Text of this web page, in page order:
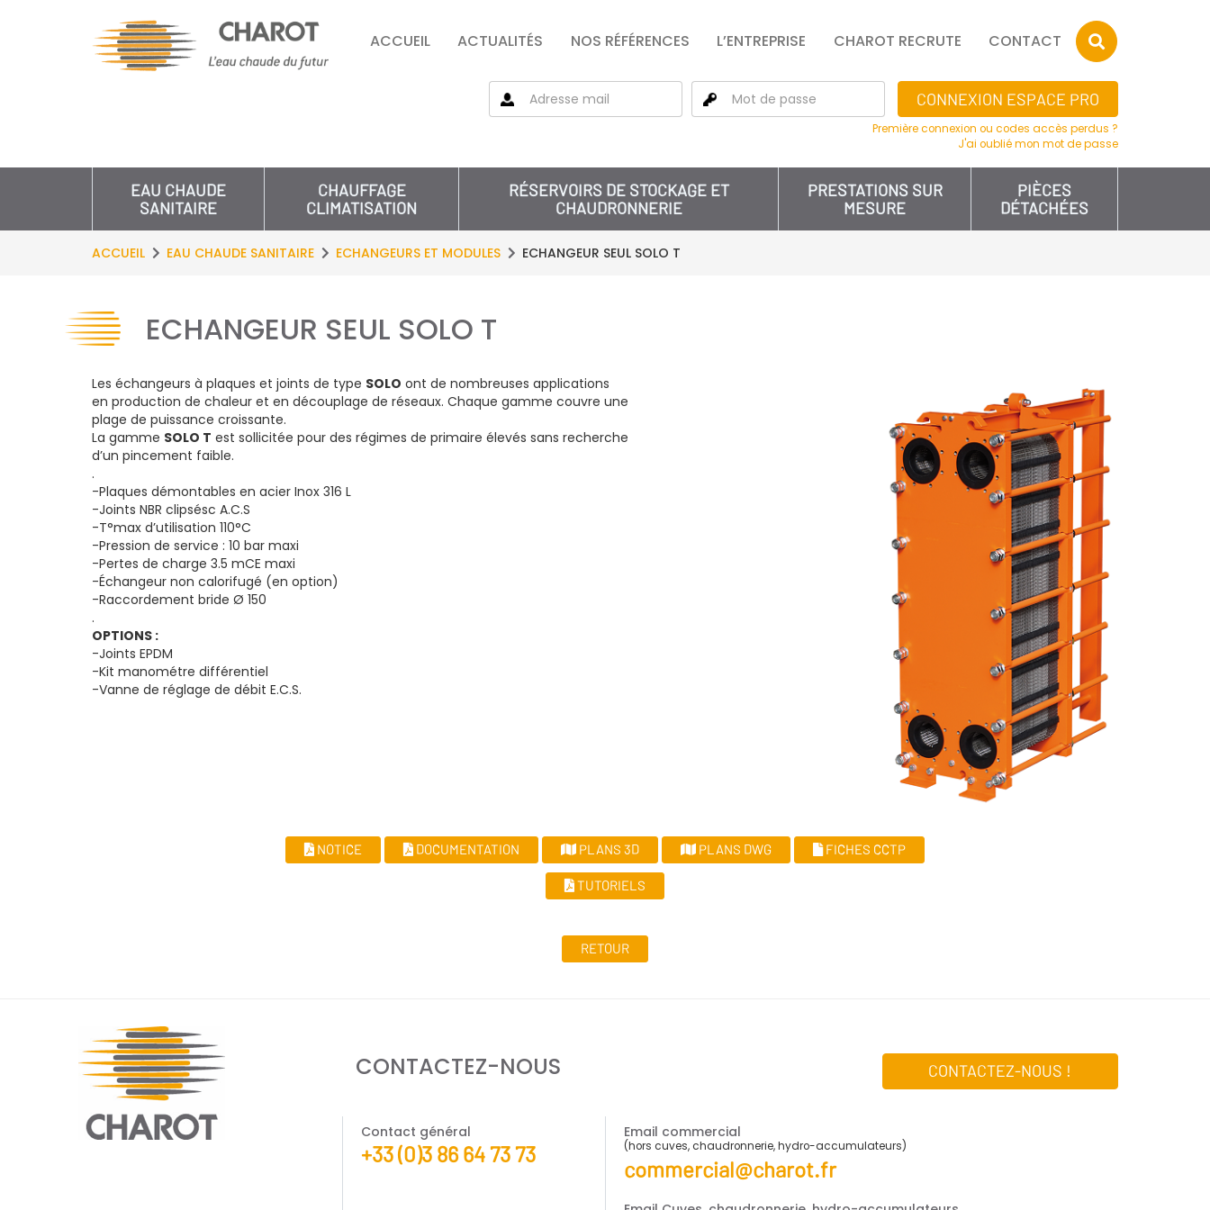
ACCUEIL ACTUALITÉS NOS RÉFÉRENCES L’ENTREPRISE CHAROT RECRUTE CONTACT
CONNEXION ESPACE PRO
Première connexion ou codes accès perdus ?
J'ai oublié mon mot de passe
EAU CHAUDE
SANITAIRE
CHAUFFAGE
CLIMATISATION
RÉSERVOIRS DE STOCKAGE ET
CHAUDRONNERIE
PRESTATIONS SUR
MESURE
PIÈCES
DÉTACHÉES
ACCUEIL EAU CHAUDE SANITAIRE ECHANGEURS ET MODULES ECHANGEUR SEUL SOLO T
ECHANGEUR SEUL SOLO T
Les échangeurs à plaques et joints de type SOLO ont de nombreuses applications
en production de chaleur et en découplage de réseaux. Chaque gamme couvre une
plage de puissance croissante.
La gamme SOLO T est sollicitée pour des régimes de primaire élevés sans recherche
d’un pincement faible.
.
-Plaques démontables en acier Inox 316 L
-Joints NBR clipsésc A.C.S
-T°max d’utilisation 110°C
-Pression de service : 10 bar maxi
-Pertes de charge 3.5 mCE maxi
-Échangeur non calorifugé (en option)
-Raccordement bride Ø 150
.
OPTIONS :
-Joints EPDM
-Kit manométre différentiel
-Vanne de réglage de débit E.C.S.
NOTICE DOCUMENTATION PLANS 3D PLANS DWG FICHES CCTP
TUTORIELS
RETOUR
CONTACTEZ-NOUS CONTACTEZ-NOUS !
Contact général
+33 (0)3 86 64 73 73
Email commercial
(hors cuves, chaudronnerie, hydro-accumulateurs)
commercial@charot.fr